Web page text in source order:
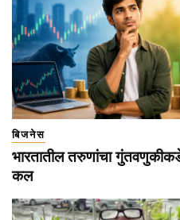
बिजनेस
भारतातील तरुणांचा
कल